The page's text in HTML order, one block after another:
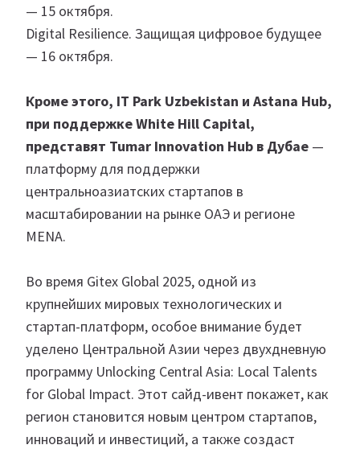
— 15 октября.
Digital Resilience. Защищая цифровое будущее
— 16 октября.
Кроме этого, IT Park Uzbekistan и Astana Hub,
при поддержке White Hill Capital,
представят Tumar Innovation Hub в Дубае —
платформу для поддержки
центральноазиатских стартапов в
масштабировании на рынке ОАЭ и регионе
MENA.
Во время Gitex Global 2025, одной из
крупнейших мировых технологических и
стартап-платформ, особое внимание будет
уделено Центральной Азии через двухдневную
программу Unlocking Central Asia: Local Talents
for Global Impact. Этот сайд-ивент покажет, как
регион становится новым центром стартапов,
инноваций и инвестиций, а также создаст